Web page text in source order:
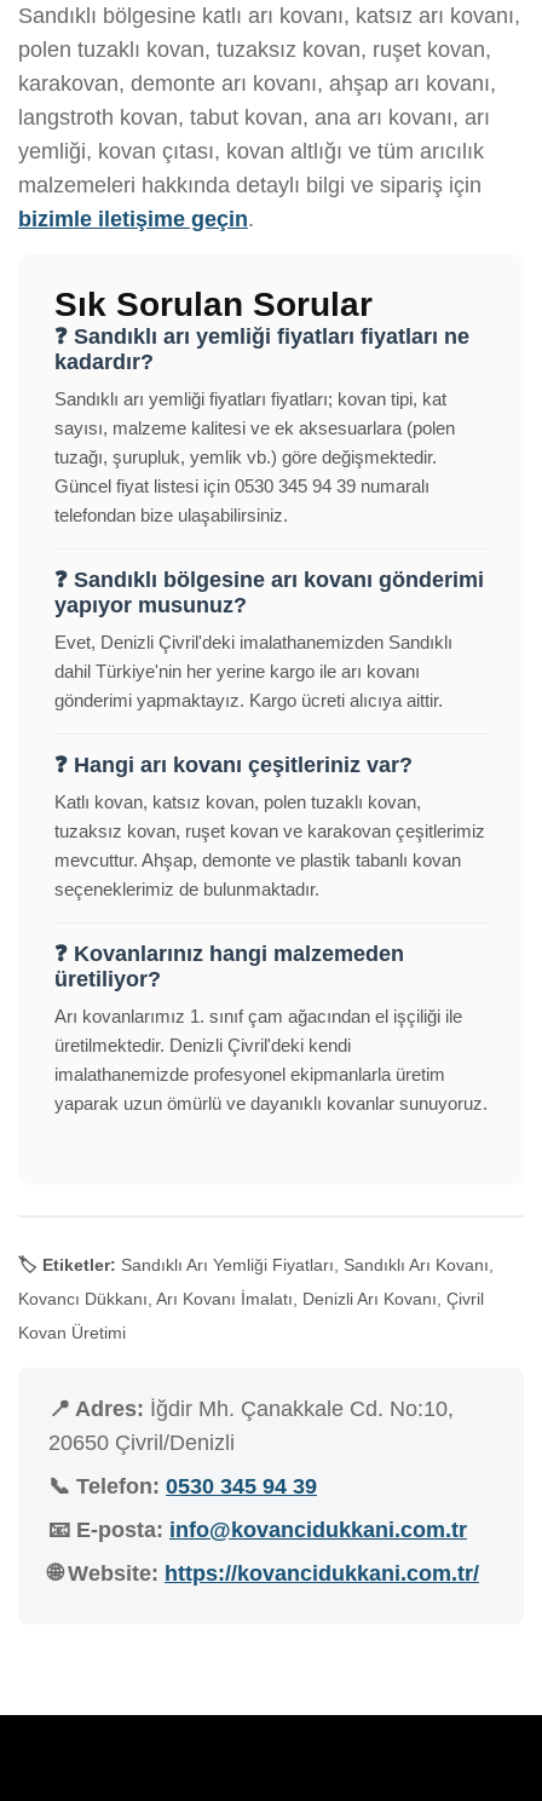
Sandıklı bölgesine katlı arı kovanı, katsız arı kovanı,
polen tuzaklı kovan, tuzaksız kovan, ruşet kovan,
karakovan, demonte arı kovanı, ahşap arı kovanı,
langstroth kovan, tabut kovan, ana arı kovanı, arı
yemliği, kovan çıtası, kovan altlığı ve tüm arıcılık
malzemeleri hakkında detaylı bilgi ve sipariş için
bizimle iletişime geçin.
Sık Sorulan Sorular
❓ Sandıklı arı yemliği fiyatları fiyatları ne
kadardır?
Sandıklı arı yemliği fiyatları fiyatları; kovan tipi, kat
sayısı, malzeme kalitesi ve ek aksesuarlara (polen
tuzağı, şurupluk, yemlik vb.) göre değişmektedir.
Güncel fiyat listesi için 0530 345 94 39 numaralı
telefondan bize ulaşabilirsiniz.
❓ Sandıklı bölgesine arı kovanı gönderimi
yapıyor musunuz?
Evet, Denizli Çivril'deki imalathanemizden Sandıklı
dahil Türkiye'nin her yerine kargo ile arı kovanı
gönderimi yapmaktayız. Kargo ücreti alıcıya aittir.
❓ Hangi arı kovanı çeşitleriniz var?
Katlı kovan, katsız kovan, polen tuzaklı kovan,
tuzaksız kovan, ruşet kovan ve karakovan çeşitlerimiz
mevcuttur. Ahşap, demonte ve plastik tabanlı kovan
seçeneklerimiz de bulunmaktadır.
❓ Kovanlarınız hangi malzemeden
üretiliyor?
Arı kovanlarımız 1. sınıf çam ağacından el işçiliği ile
üretilmektedir. Denizli Çivril'deki kendi
imalathanemizde profesyonel ekipmanlarla üretim
yaparak uzun ömürlü ve dayanıklı kovanlar sunuyoruz.
🏷️ Etiketler: Sandıklı Arı Yemliği Fiyatları, Sandıklı Arı Kovanı,
Kovancı Dükkanı, Arı Kovanı İmalatı, Denizli Arı Kovanı, Çivril
Kovan Üretimi
📍 Adres: İğdir Mh. Çanakkale Cd. No:10,
20650 Çivril/Denizli
📞 Telefon: 0530 345 94 39
📧 E-posta: info@kovancidukkani.com.tr
🌐 Website: https://kovancidukkani.com.tr/